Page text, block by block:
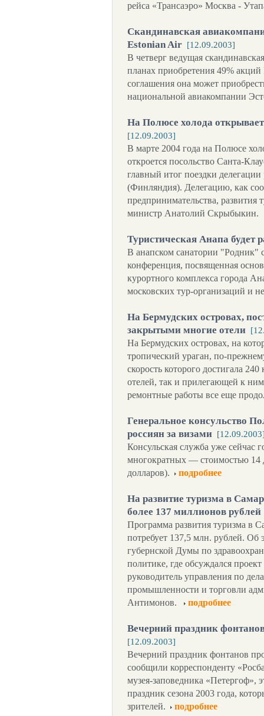
рейса «Трансаэро» Москва -
Cкандинавская
Estonian Air [12.09.2003]
В четверг ведущая
планах приобретения 49%
соглашения она может
национальной авиакомпании
На Полюсе холода
[12.09.2003]
В марте 2004 года на Полюсе
откроется посольство Санта-
главный итог поездки
(Финляндия). Делегацию, как
предпринимательства, развития
министр Анатолий Скрыбыкин.
Туристическая Анапа будет
В анапском санатории "Родник"
конференция, посвященная
курортного комплекса города
московских тур-организаций и
На Бермудских островах,
закрытыми многие отели
На Бермудских островах, на
тропический ураган, по-
скорость которого достигала
отелей, так и прилегающей к
ремонтные работы все еще
Генеральное консульство
россиян за визами
Консульская служба уже сейчас
многократных — стоимостью
долларов).
подробнее
На развитие туризма в
более 137 миллионов рублей
Программа развития туризма в
потребует 137,5 млн. рублей. Об
губернской Думы по
политике, где обсуждался
руководитель управления по
промышленности и торговли
Антимонов.
подробнее
Вечерний праздник
[12.09.2003]
Вечерний праздник фонтанов
сообщили корреспонденту
музея-заповедника
праздник сезона 2003 года,
зрителей.
подробнее